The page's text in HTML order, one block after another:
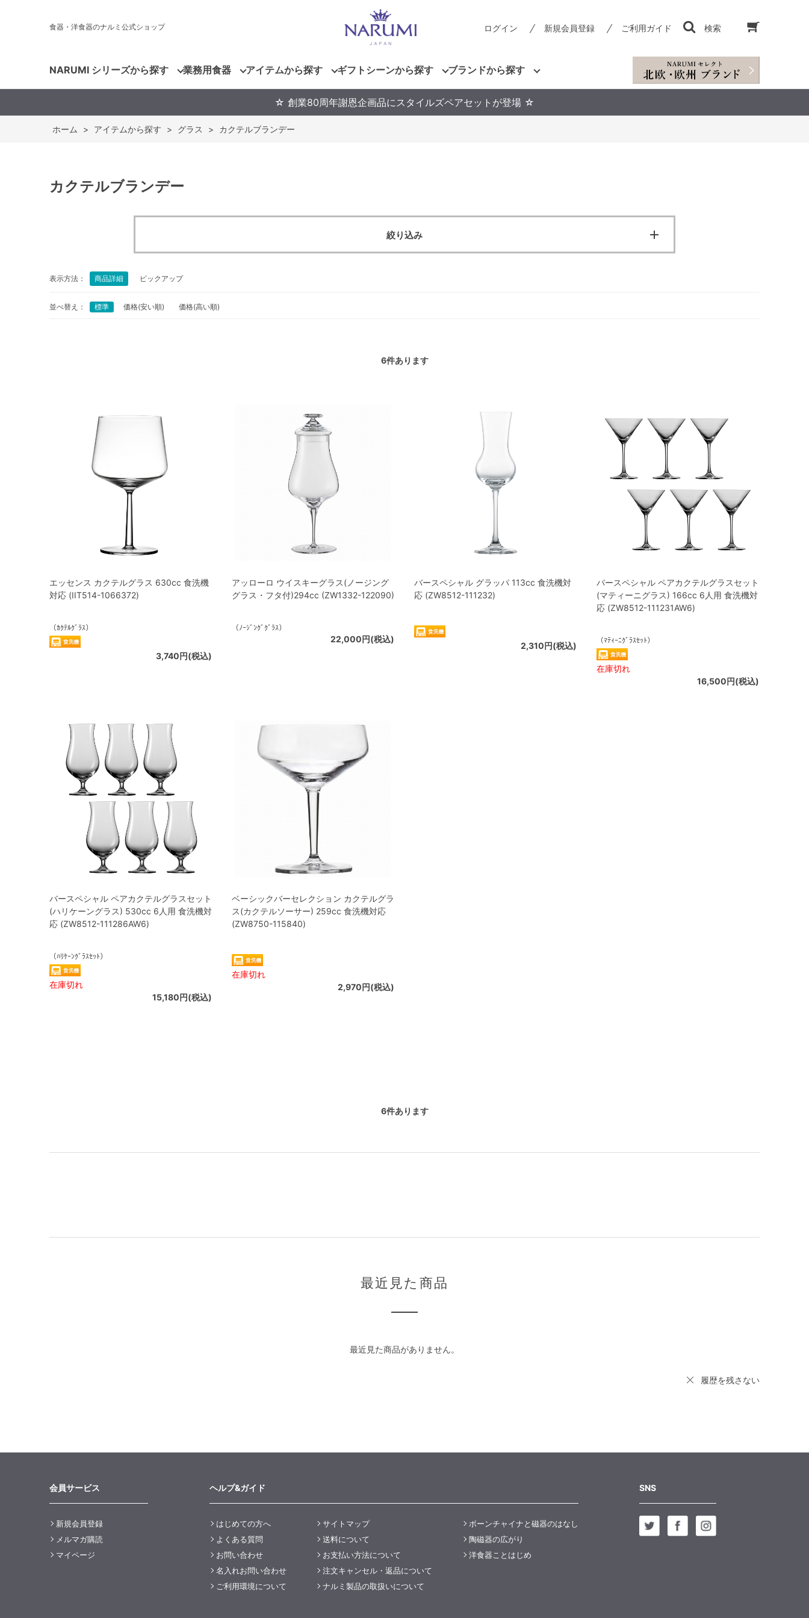
食器・洋食器のナルミ公式ショップ ログイン 新規会員登録 ご利用ガイド 検索
NARUMI シリーズから探す 業務用食器 アイテムから探す ギフトシーンから探す ブランドから探す
☆ 創業80周年謝恩企画品にスタイルズペアセットが登場 ☆
ホーム > アイテムから探す > グラス > カクテルブランデー
カクテルブランデー
絞り込み
表示方法： 商品詳細 ピックアップ
並べ替え： 標準 価格(安い順) 価格(高い順)
6件あります
エッセンス カクテルグラス 630cc 食洗機
対応 (IIT514-1066372)
（ｶｸﾃﾙｸﾞﾗｽ）
3,740円(税込)
アッローロ ウイスキーグラス(ノージング
グラス・フタ付)294cc (ZW1332-122090)
（ﾉｰｼﾞﾝｸﾞｸﾞﾗｽ）
22,000円(税込)
バースペシャル グラッパ 113cc 食洗機対
応 (ZW8512-111232)
2,310円(税込)
バースペシャル ペアカクテルグラスセット
(マティーニグラス) 166cc 6人用 食洗機対
応 (ZW8512-111231AW6)
（ﾏﾃｨｰﾆｸﾞﾗｽｾｯﾄ）
在庫切れ
16,500円(税込)
バースペシャル ペアカクテルグラスセット
(ハリケーングラス) 530cc 6人用 食洗機対
応 (ZW8512-111286AW6)
（ﾊﾘｹｰﾝｸﾞﾗｽｾｯﾄ）
在庫切れ
15,180円(税込)
ベーシックバーセレクション カクテルグラ
ス(カクテルソーサー) 259cc 食洗機対応
(ZW8750-115840)
在庫切れ
2,970円(税込)
6件あります
最近見た商品
最近見た商品がありません。
履歴を残さない
会員サービス
新規会員登録
メルマガ購読
マイページ
ヘルプ&ガイド
はじめての方へ
よくある質問
お問い合わせ
名入れお問い合わせ
ご利用環境について
サイトマップ
送料について
お支払い方法について
注文キャンセル・返品について
ナルミ製品の取扱いについて
ボーンチャイナと磁器のはなし
陶磁器の広がり
洋食器ことはじめ
SNS